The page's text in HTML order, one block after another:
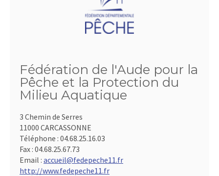
Fédération de l'Aude pour la
Pêche et la Protection du
Milieu Aquatique
3 Chemin de Serres
11000 CARCASSONNE
Téléphone : 04.68.25.16.03
Fax : 04.68.25.67.73
Email : accueil@fedepeche11.fr
http://www.fedepeche11.fr